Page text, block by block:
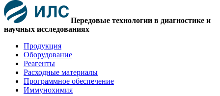
Передовые технологии в диагностике и
научных исследованиях
Продукция
Оборудование
Реагенты
Расходные материалы
Программное обеспечение
Иммунохимия